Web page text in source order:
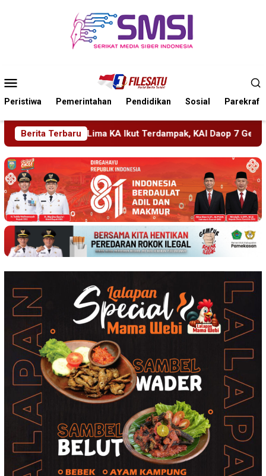
Mobile
Peristiwa Pemerintahan Pendidikan Sosial Parekraf
Berita Terbaru
Terdampak, KAI Daop 7 Gerak Cepat Pulihkan Layanan